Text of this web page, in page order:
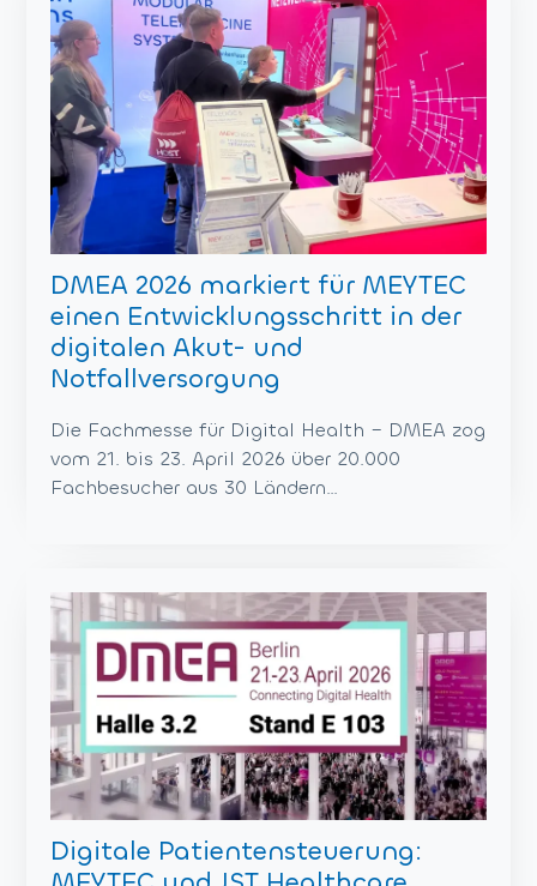
DMEA 2026 markiert für MEYTEC
einen Entwicklungsschritt in der
digitalen Akut- und
Notfallversorgung
Die Fachmesse für Digital Health – DMEA zog
vom 21. bis 23. April 2026 über 20.000
Fachbesucher aus 30 Ländern…
Digitale Patientensteuerung: